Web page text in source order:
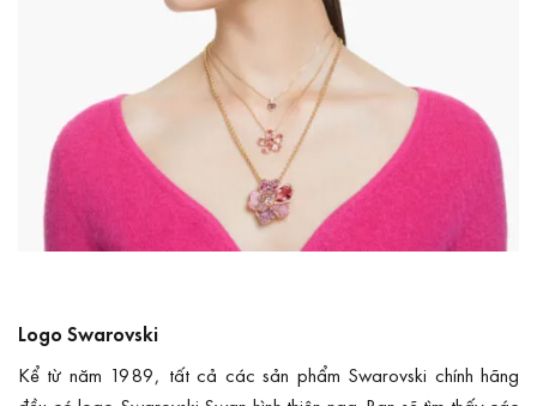
Logo Swarovski
Kể từ năm 1989, tất cả các sản phẩm Swarovski chính hãng